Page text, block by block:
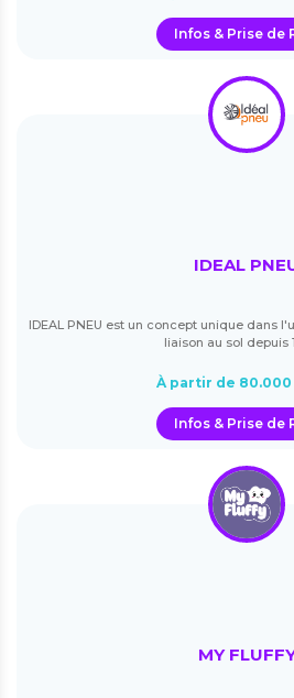
Infos & Prise de
IDEAL
IDEAL PNEU est un concept unique dans
liaison au sol depuis
À partir de
Infos & Prise de
MY